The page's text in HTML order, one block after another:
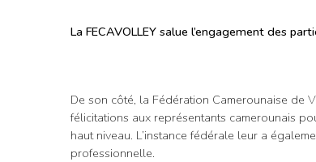
La FECAVOLLEY salue l’engagement des
De son côté, la Fédération Camerounaise
félicitations aux représentants camerounais
haut niveau. L’instance fédérale leur a
professionnelle.